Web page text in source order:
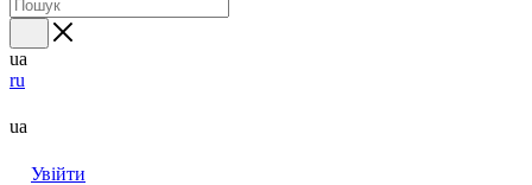
ua
ru
ua
Увійти